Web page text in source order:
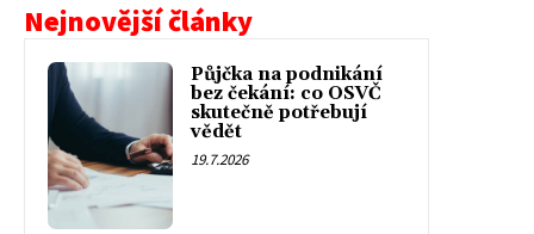
Nejnovější články
Půjčka na podnikání
bez čekání: co OSVČ
skutečně potřebují
vědět
19.7.2026